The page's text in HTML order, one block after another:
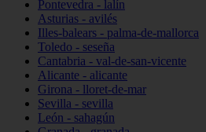
Pontevedra - lalín
Asturias - avilés
Illes-balears - palma-de-mallorca
Toledo - seseña
Cantabria - val-de-san-vicente
Alicante - alicante
Girona - lloret-de-mar
Sevilla - sevilla
León - sahagún